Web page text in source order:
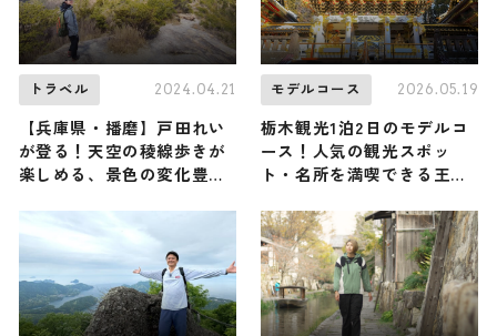
トラベル 2024.04.21
【兵庫県・播磨】戸田れい
が登る！天空の稜線歩きが
楽しめる、景色の変化豊か
シ！コラボ企画）
モデルコース 2026.05.19
栃木観光1泊2日のモデルコ
ース！人気の観光スポッ
ト・名所を満喫できる王道